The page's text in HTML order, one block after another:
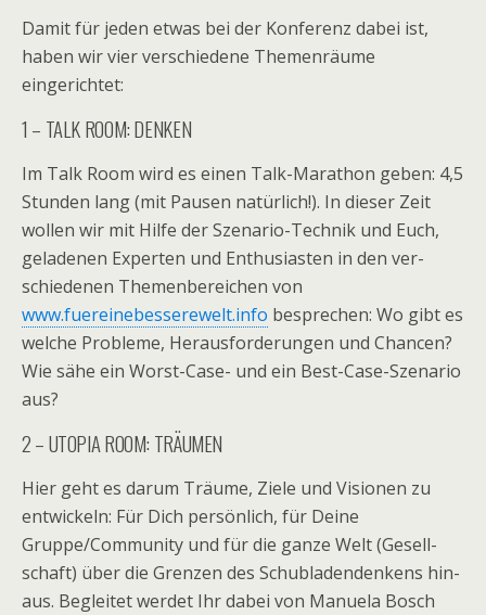
Damit für jeden etwas bei der Kon­fe­renz dabei ist,
haben wir vier ver­schie­dene The­men­räume
eingerichtet:
1 – TALK ROOM: DENKEN
Im Talk Room wird es einen Talk-Marathon geben: 4,5
Stun­den lang (mit Pau­sen natür­lich!). In die­ser Zeit
wol­len wir mit Hilfe der Szenario-Technik und Euch,
gela­de­nen Exper­ten und Enthu­si­as­ten in den ver­
schie­de­nen The­men­be­rei­chen von
www.fuereinebesserewelt.info bespre­chen: Wo gibt es
wel­che Pro­bleme, Her­aus­for­de­run­gen und Chan­cen?
Wie sähe ein Worst-Case- und ein Best-Case-Szenario
aus?
2 – UTOPIA ROOM: TRÄUMEN
Hier geht es darum Träume, Ziele und Visio­nen zu
ent­wi­ckeln: Für Dich per­sön­lich, für Deine
Gruppe/Community und für die ganze Welt (Gesell­
schaft) über die Gren­zen des Schub­la­den­den­kens hin­
aus. Beglei­tet wer­det Ihr dabei von Manuela Bosch